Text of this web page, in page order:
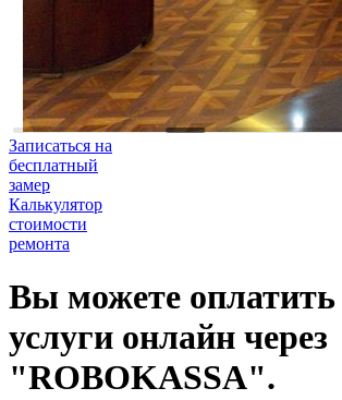
Записаться на
бесплатный
замер
Калькулятор
стоимости
ремонта
Вы можете
услуги онлайн через
"ROBOKASSA".